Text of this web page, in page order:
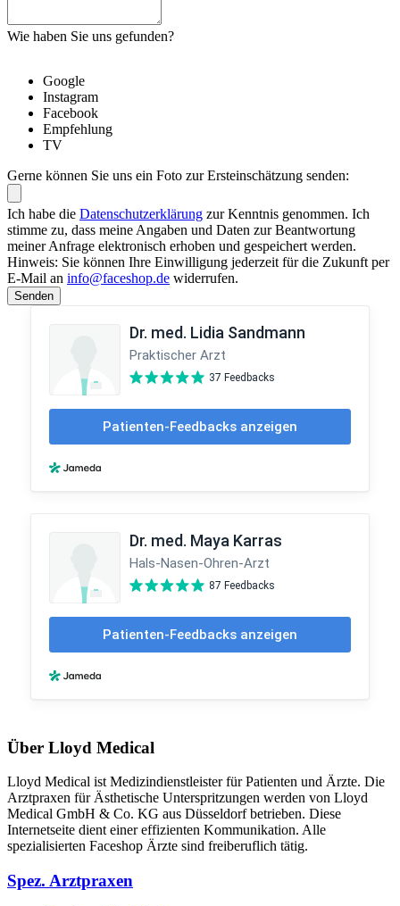
Wie haben Sie uns gefunden?
Google
Instagram
Facebook
Empfehlung
TV
Gerne können Sie uns ein Foto zur Ersteinschätzung senden:
Ich habe die Datenschutzerklärung zur Kenntnis genommen. Ich
stimme zu, dass meine Angaben und Daten zur Beantwortung
meiner Anfrage elektronisch erhoben und gespeichert werden.
Hinweis: Sie können Ihre Einwilligung jederzeit für die Zukunft per
E-Mail an info@faceshop.de widerrufen.
Senden
Über Lloyd Medical
Lloyd Medical ist Medizindienstleister für Patienten und Ärzte. Die
Arztpraxen für Ästhetische Unterspritzungen werden von Lloyd
Medical GmbH & Co. KG aus Düsseldorf betrieben. Diese
Internetseite dient einer effizienten Kommunikation. Alle
spezialisierten Faceshop Ärzte sind freiberuflich tätig.
Spez. Arztpraxen